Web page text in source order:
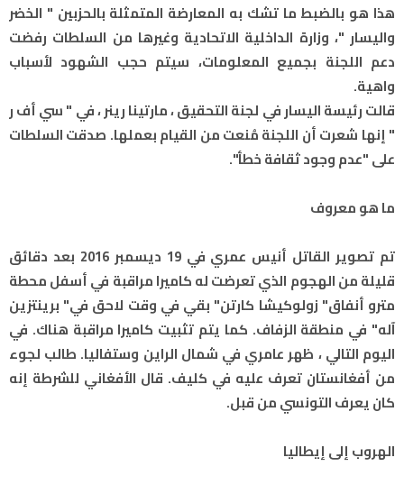
هذا هو بالضبط ما تشك به المعارضة المتمثلة بالحزبين " الخضر
واليسار "، وزارة الداخلية الاتحادية وغيرها من السلطات رفضت
دعم اللجنة بجميع المعلومات، سيتم حجب الشهود لأسباب
واهية.
قالت رئيسة اليسار في لجنة التحقيق ، مارتينا رينر ، في " سي أف ر
" إنها شعرت أن اللجنة مُنعت من القيام بعملها. صدقت السلطات
على "عدم وجود ثقافة خطأ".
ما هو معروف
تم تصوير القاتل أنيس عمري في 19 ديسمبر 2016 بعد دقائق
قليلة من الهجوم الذي تعرضت له كاميرا مراقبة في أسفل محطة
مترو أنفاق" زولوكيشا كارتن" بقي في وقت لاحق في" برينتزين
آله" في منطقة الزفاف. كما يتم تثبيت كاميرا مراقبة هناك. في
اليوم التالي ، ظهر عامري في شمال الراين وستفاليا. طالب لجوء
من أفغانستان تعرف عليه في كليف. قال الأفغاني للشرطة إنه
كان يعرف التونسي من قبل.
الهروب إلى إيطاليا